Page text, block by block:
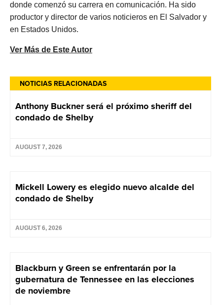
NOTICIAS RELACIONADAS
Anthony Buckner será el próximo sheriff del
condado de Shelby
AUGUST 7, 2026
Mickell Lowery es elegido nuevo alcalde del
condado de Shelby
AUGUST 6, 2026
Blackburn y Green se enfrentarán por la
gubernatura de Tennessee en las elecciones
de noviembre
donde comenzó su carrera en comunicación. Ha sido
productor y director de varios noticieros en El Salvador y
en Estados Unidos.
Ver Más de Este Autor